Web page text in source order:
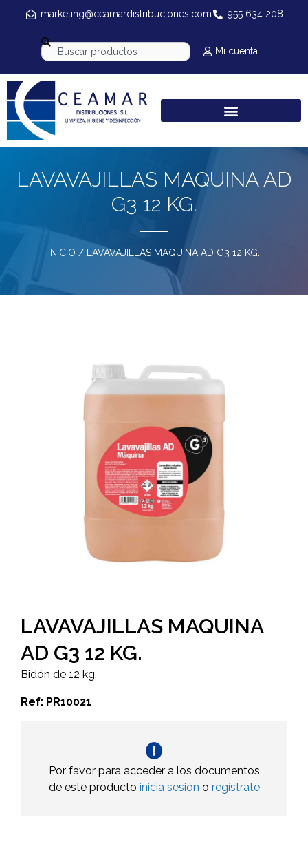
marketing@ceamardistribuciones.com 955 634 208
Mi cuenta
LAVAVAJILLAS MAQUINA AD
G3 12 KG.
INICIO / LAVAVAJILLAS MAQUINA AD G3 12 KG.
LAVAVAJILLAS MAQUINA
AD G3 12 KG.
Bidón de 12 kg.
Ref: PR10021
Por favor para acceder a los documentos
de este producto inicia sesión o regístrate